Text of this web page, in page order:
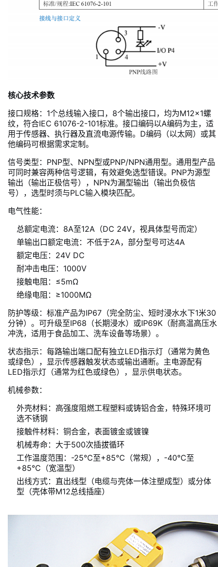
核心技术参数
接口规格：1个总线输入接口，8个输出接口，均为M12×1螺
纹，符合IEC 61076-2-101标准。接口编码以A编码为主，适
用于传感器、执行器及直流电源传输。D编码（以太网）或其
他编码可根据需求定制。
信号类型：PNP型、NPN型或PNP/NPN通用型。通用型产品
可同时兼容两种信号逻辑，有效避免选型错误。PNP为源型
输出（输出正极信号），NPN为漏型输出（输出负极信
号），选型时须与PLC输入模块匹配。
电气性能：
总额定电流：8A至12A（DC 24V，视具体型号而定）
单输出口额定电流：不低于2A，部分型号可达4A
额定电压：24V DC
耐冲击电压：1000V
接触电阻：≤5mΩ
绝缘电阻：≥1000MΩ
防护等级：标准产品为IP67（完全防尘、短时浸水水下1米30
分钟）。可升级至IP68（长期浸水）或IP69K（耐高温高压水
冲洗，适用于食品加工、洗车设备等场景）。
状态指示：每路输出端口配有独立LED指示灯（通常为黄色
或绿色），显示传感器触发状态或输出通断。主电源配有
LED指示灯（通常为红色或绿色），显示供电状态。
机械参数：
外壳材料：高强度阻燃工程塑料或铸铝合金，特殊环境可
选不锈钢
接触件材料：铜合金，表面镀金或镀镍
机械寿命：大于500次插拔循环
工作温度范围：-25℃至+85℃（常规），-40℃至
+85℃（宽温型）
出线方式：直出线型（电缆与壳体一体注塑成型）或分体
型（壳体带M12总线插座）